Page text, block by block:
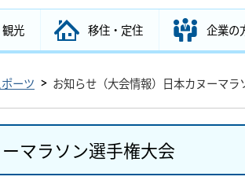
観光 移住・定住 企業の
ーツ お知らせ（大会情報）日本カヌーマラ
マラソン選手権大会